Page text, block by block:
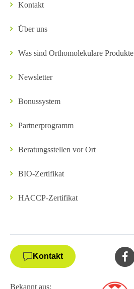
Kontakt
Über uns
Was sind Orthomolekulare Produkte
Newsletter
Bonussystem
Partnerprogramm
Beratungsstellen vor Ort
BIO-Zertifikat
HACCP-Zertifikat
Kontakt
Bekannt aus: